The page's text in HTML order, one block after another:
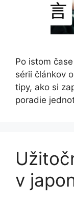
Po istom
sérii článkov
tipy, ako si
poradie
v